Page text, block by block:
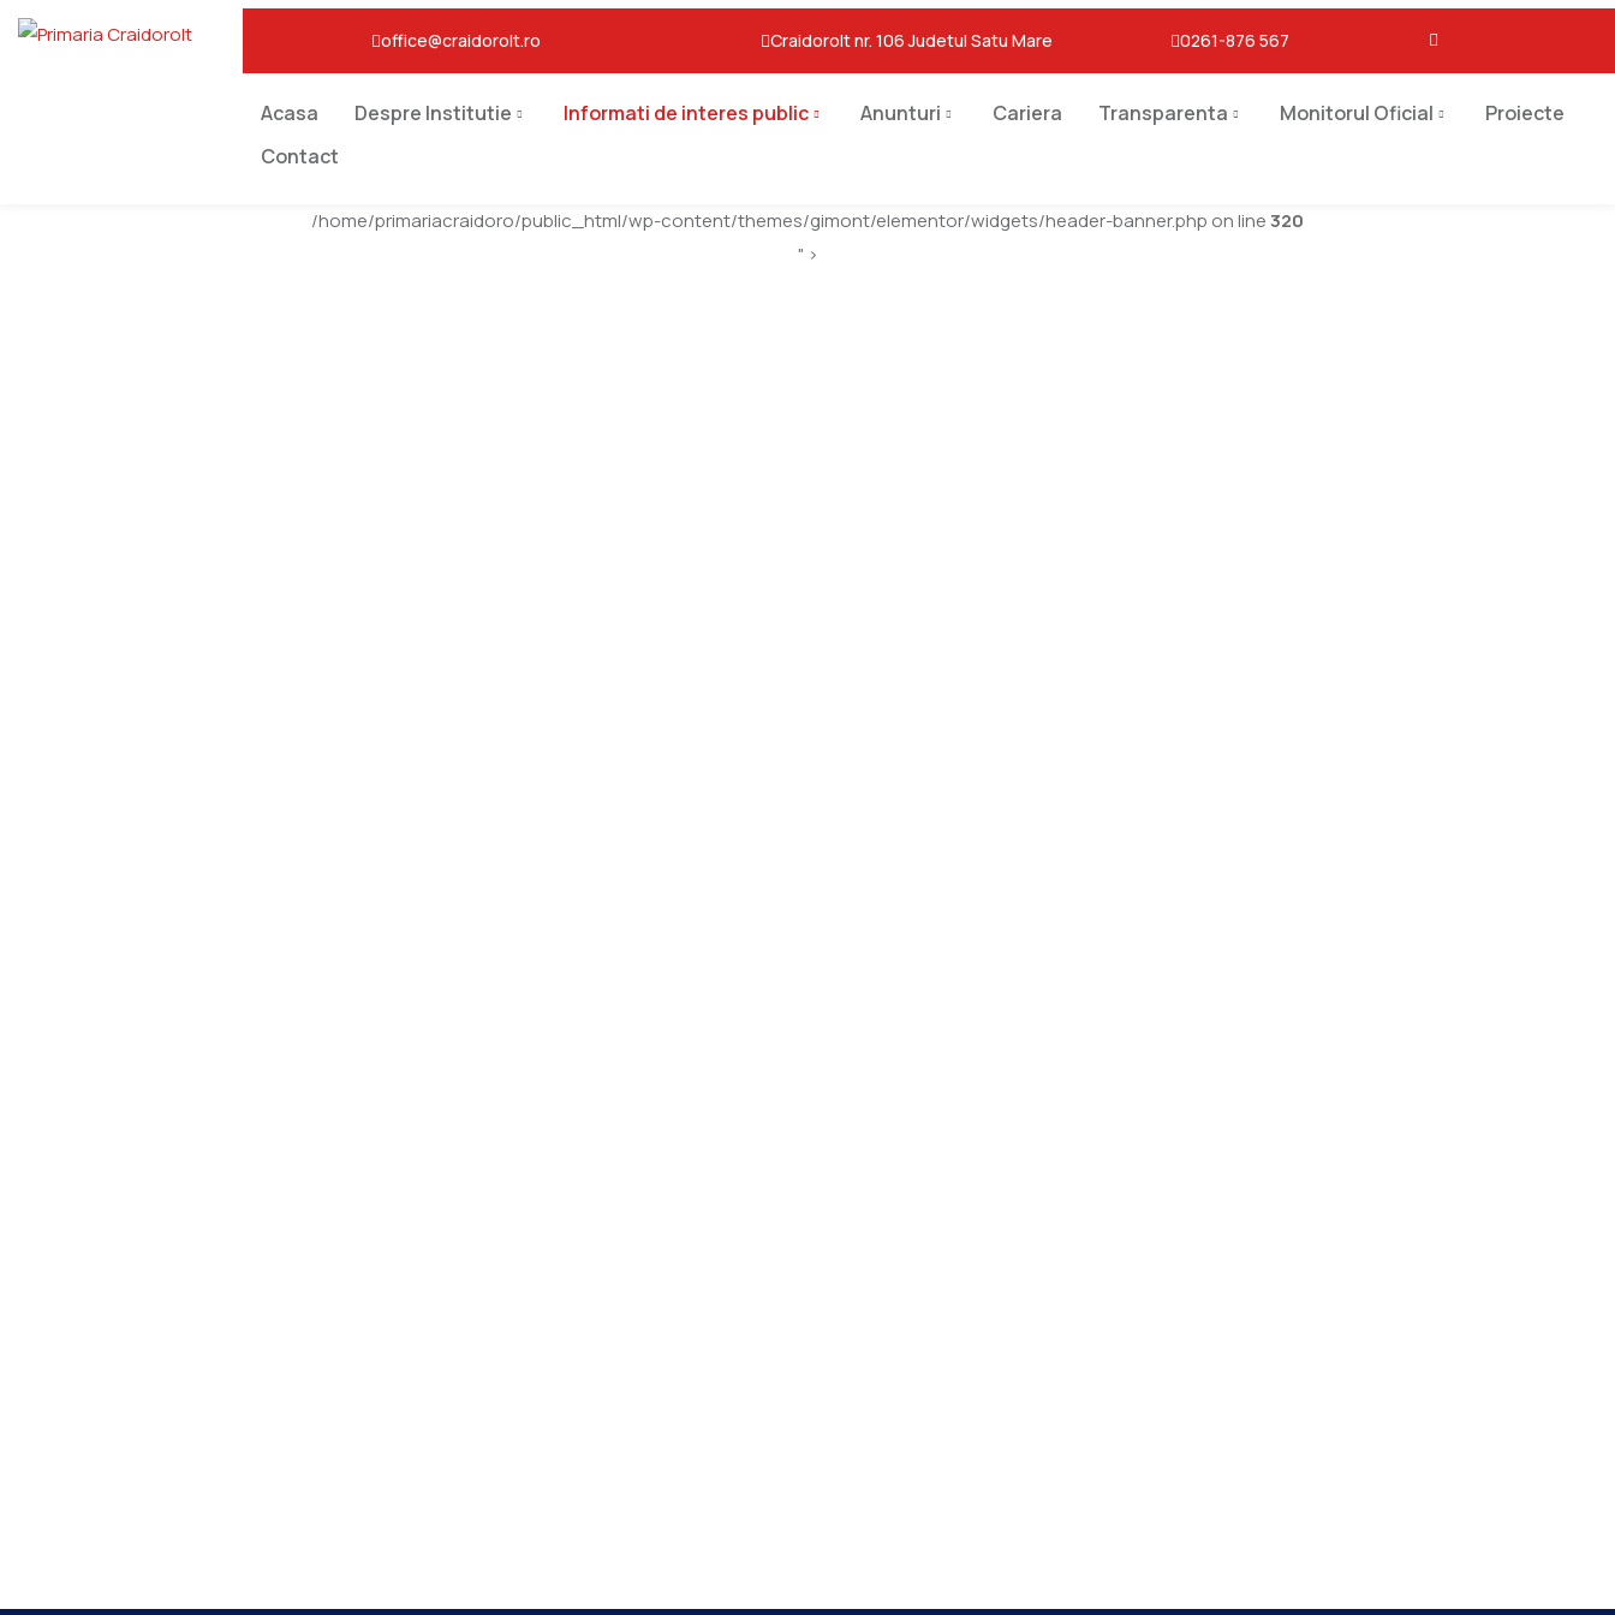
office@craidorolt.ro Craidorolt nr. 106 Judetul Satu Mare 0261-876 567
Acasa Despre Institutie Informati de interes public Anunturi Cariera Transparenta Monitorul Oficial
Proiecte
Contact
/home/primariacraidoro/public_html/wp-content/themes/gimont/elementor/widgets/header-banner.php on line 320
" >